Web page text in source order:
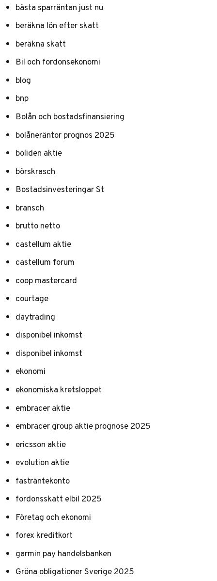
bästa sparräntan just nu
beräkna lön efter skatt
beräkna skatt
Bil och fordonsekonomi
blog
bnp
Bolån och bostadsfinansiering
bolåneräntor prognos 2025
boliden aktie
börskrasch
Bostadsinvesteringar St
bransch
brutto netto
castellum aktie
castellum forum
coop mastercard
courtage
daytrading
disponibel inkomst
disponibel inkomst
ekonomi
ekonomiska kretsloppet
embracer aktie
embracer group aktie prognose 2025
ericsson aktie
evolution aktie
fasträntekonto
fordonsskatt elbil 2025
Företag och ekonomi
forex kreditkort
garmin pay handelsbanken
Gröna obligationer Sverige 2025